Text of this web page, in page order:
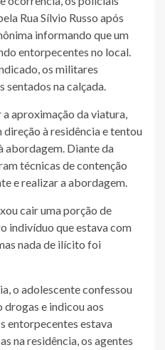
Rua Sílvio Russo após
informando que um
entorpecentes no local.
os militares
na calçada.
aproximação da viatura,
à residência e tentou
abordagem. Diante da
técnicas de contenção
e realizar a abordagem.
cair uma porção de
indivíduo que estava com
nada de ilícito foi
o adolescente confessou
e indicou aos
entorpecentes estava
na residência, os agentes